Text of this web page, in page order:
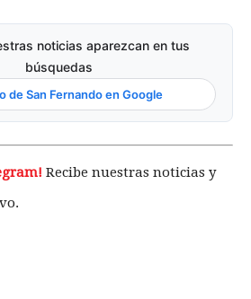
noticias aparezcan en tus
búsquedas
de San Fernando en Google
Recibe nuestras noticias y